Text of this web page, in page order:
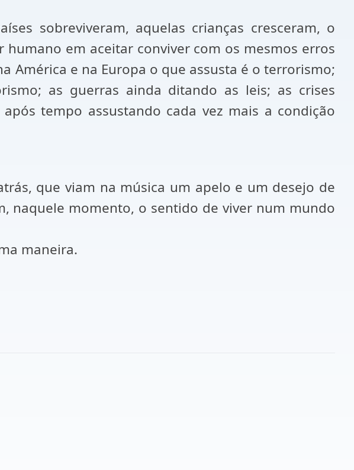
sobreviveram, aquelas crianças cresceram, o
em aceitar conviver com os mesmos erros
América e na Europa o que assusta é o terrorismo;
as guerras ainda ditando as leis; as crises
tempo assustando cada vez mais a condição
que viam na música um apelo e um desejo de
naquele momento, o sentido de viver num mundo
maneira.